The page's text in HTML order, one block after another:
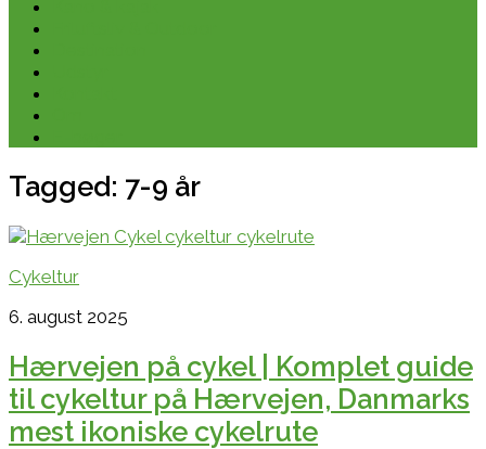
Tagged: 7-9 år
Cykeltur
6. august 2025
Hærvejen på cykel | Komplet guide
til cykeltur på Hærvejen, Danmarks
mest ikoniske cykelrute